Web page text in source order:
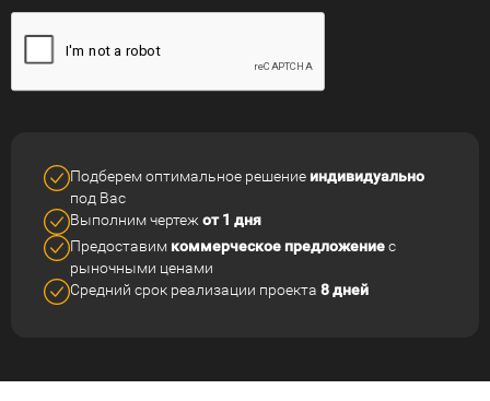
Подберем оптимальное решение индивидуально
под Вас
Выполним чертеж от 1 дня
Предоставим коммерческое предложениес
рыночными ценами
Средний срок реализации проекта 8 дней